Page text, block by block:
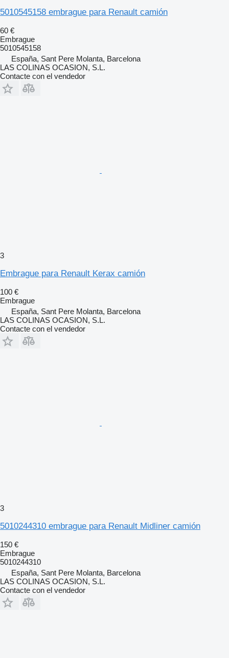
5010545158 embrague para Renault camión
60 €
Embrague
5010545158
España, Sant Pere Molanta, Barcelona
LAS COLINAS OCASION, S.L.
Contacte con el vendedor
3
Embrague para Renault Kerax camión
100 €
Embrague
España, Sant Pere Molanta, Barcelona
LAS COLINAS OCASION, S.L.
Contacte con el vendedor
3
5010244310 embrague para Renault Midliner camión
150 €
Embrague
5010244310
España, Sant Pere Molanta, Barcelona
LAS COLINAS OCASION, S.L.
Contacte con el vendedor